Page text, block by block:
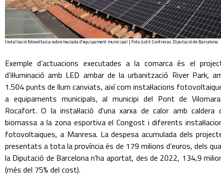
Instal·lació fotovoltaica sobre teulada d'equipament municipal | Foto: Judit Contreras. Diputació de Barcelona
Exemple d’actuacions executades a la comarca és el
d’il·luminació amb LED ambar de la urbanització River Park,
1.504 punts de llum canviats, així com instal·lacions
a equipaments municipals, al municipi del Pont de
Rocafort. O la instal·lació d'una xarxa de calor amb caldera
biomassa a la zona esportiva el Congost i diferents
fotovoltaiques, a Manresa. La despesa acumulada dels
presentats a tota la província és de 179 milions d’euros, dels
la Diputació de Barcelona n’ha aportat, des de 2022, 134,9
(més del 75% del cost).